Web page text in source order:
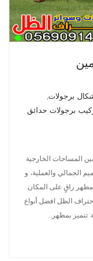
برجولات,
برجولات حدائق
المساحات الخارجية
الجمالي والعملية، و
مظهر راقٍ على المكان.
الظل افضل أنواع
تتميز بمظهر…